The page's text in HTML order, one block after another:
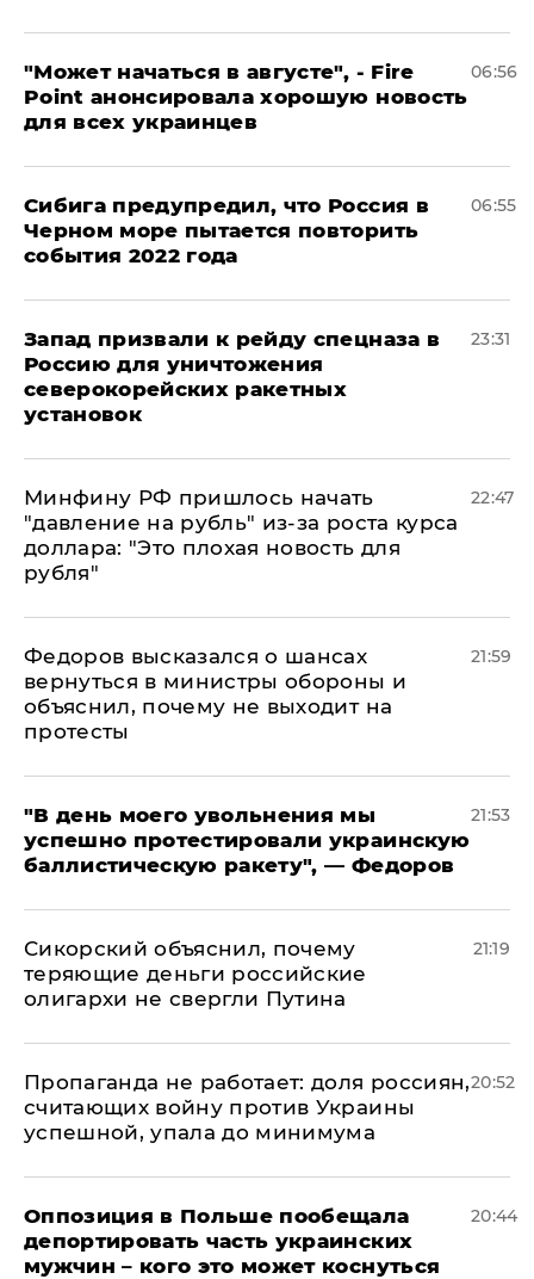
"Может начаться в августе", - Fire
Point анонсировала хорошую новость
для всех украинцев
06:56
Сибига предупредил, что Россия в
Черном море пытается повторить
события 2022 года
06:55
Запад призвали к рейду спецназа в
Россию для уничтожения
северокорейских ракетных
установок
23:31
Минфину РФ пришлось начать
"давление на рубль" из-за роста курса
доллара: "Это плохая новость для
рубля"
22:47
Федоров высказался о шансах
вернуться в министры обороны и
объяснил, почему не выходит на
протесты
21:59
​"В день моего увольнения мы
успешно протестировали украинскую
баллистическую ракету", — Федоров
21:53
Сикорский объяснил, почему
теряющие деньги российские
олигархи не свергли Путина
21:19
​Пропаганда не работает: доля россиян,
считающих войну против Украины
успешной, упала до минимума
20:52
Оппозиция в Польше пообещала
депортировать часть украинских
мужчин – кого это может коснуться
20:44